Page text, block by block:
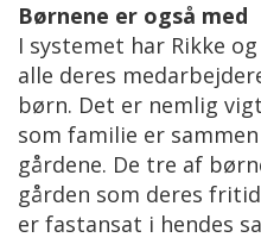
Børnene er også med
I systemet har Rikke
alle deres
børn. Det er nemlig
som familie er
gårdene. De tre af
gården som deres
er fastansat i hendes